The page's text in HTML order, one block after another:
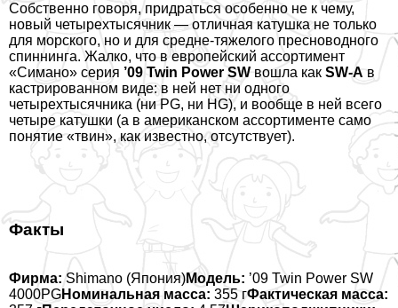
Собственно говоря, придраться особенно не к чему,
новый четырехтысячник — отличная катушка не только
для морского, но и для средне-тяжелого пресноводного
спиннинга. Жалко, что в европейский ассортимент
«Симано» серия ’09 Twin Power SW вошла как SW-A в
кастрированном виде: в ней нет ни одного
четырехтысячника (ни PG, ни HG), и вообще в ней всего
четыре катушки (а в американском ассортименте само
понятие «твин», как известно, отсутствует).
Факты
Фирма: Shimano (Япония)Модель: ’09 Twin Power SW
4000PGНоминальная масса: 355 гФактическая масса: